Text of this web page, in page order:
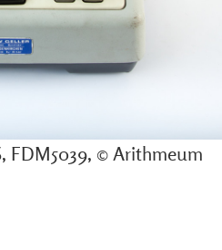
FDM5039, © Arithmeum